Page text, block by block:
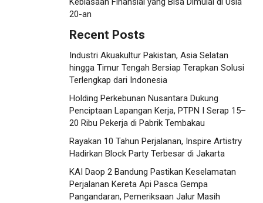
20-an
Recent Posts
Industri Akuakultur Pakistan, Asia Selatan
hingga Timur Tengah Bersiap Terapkan Solusi
Terlengkap dari Indonesia
Holding Perkebunan Nusantara Dukung
Penciptaan Lapangan Kerja, PTPN I Serap 15–
20 Ribu Pekerja di Pabrik Tembakau
Rayakan 10 Tahun Perjalanan, Inspire Artistry
Hadirkan Block Party Terbesar di Jakarta
KAI Daop 2 Bandung Pastikan Keselamatan
Perjalanan Kereta Api Pasca Gempa
Pangandaran, Pemeriksaan Jalur Masih